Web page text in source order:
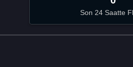
Son 24 Saatte